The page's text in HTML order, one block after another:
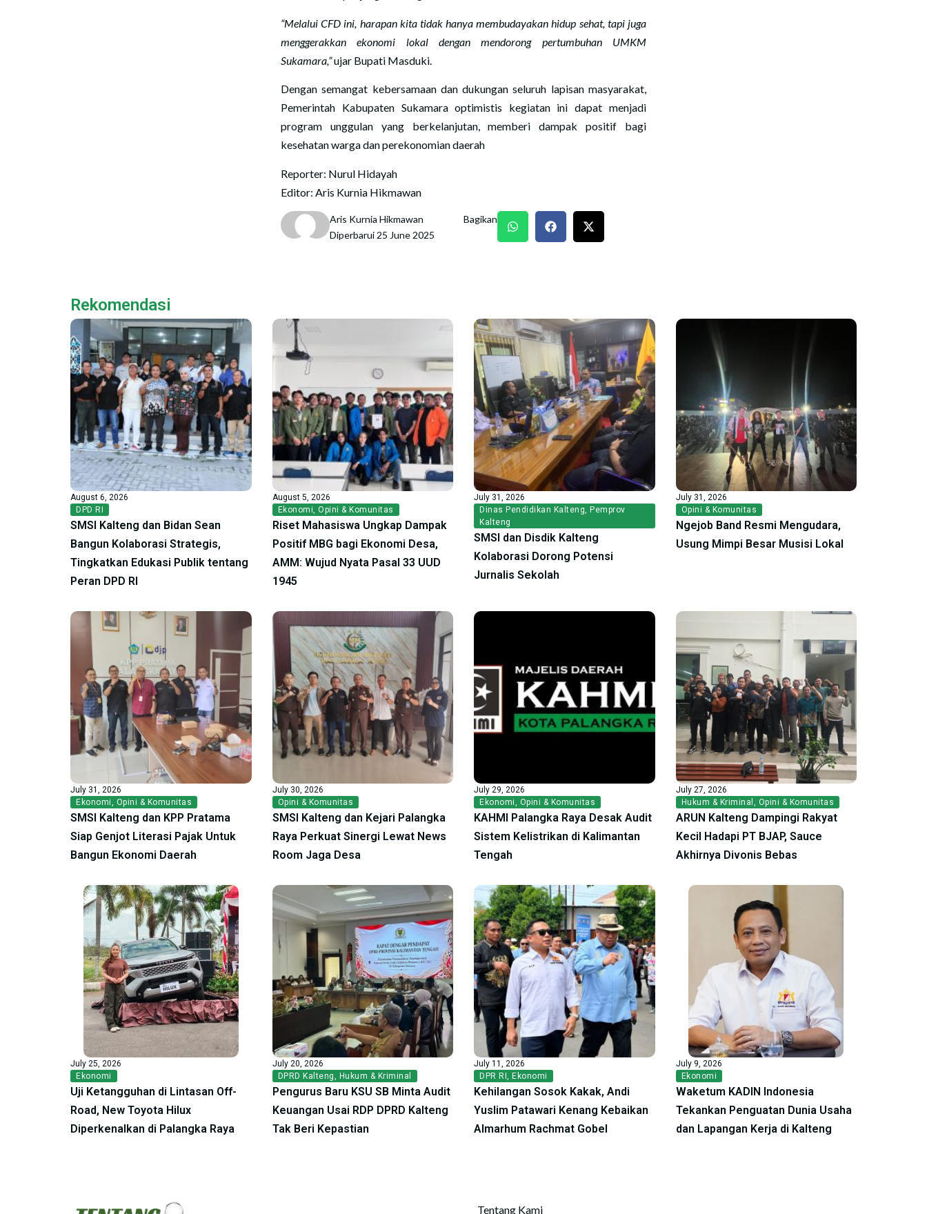
“Melalui CFD ini, harapan kita tidak hanya membudayakan hidup sehat, tapi juga
menggerakkan ekonomi lokal dengan mendorong pertumbuhan UMKM
Sukamara,”ujar Bupati Masduki.
Dengan semangat kebersamaan dan dukungan seluruh lapisan masyarakat,
Pemerintah Kabupaten Sukamara optimistis kegiatan ini dapat menjadi
program unggulan yang berkelanjutan, memberi dampak positif bagi
kesehatan warga dan perekonomian daerah
Reporter: Nurul Hidayah
Editor: Aris Kurnia Hikmawan
Aris Kurnia Hikmawan
Diperbarui 25 June 2025
Bagikan
Rekomendasi
August 6, 2026
DPD RI
SMSI Kalteng dan Bidan Sean
Bangun Kolaborasi Strategis,
Tingkatkan Edukasi Publik tentang
Peran DPD RI
August 5, 2026
Ekonomi, Opini & Komunitas
Riset Mahasiswa Ungkap Dampak
Positif MBG bagi Ekonomi Desa,
AMM: Wujud Nyata Pasal 33 UUD
1945
July 31, 2026
Dinas Pendidikan Kalteng, Pemprov
Kalteng
SMSI dan Disdik Kalteng
Kolaborasi Dorong Potensi
Jurnalis Sekolah
July 31, 2026
Opini & Komunitas
Ngejob Band Resmi Mengudara,
Usung Mimpi Besar Musisi Lokal
July 31, 2026
Ekonomi, Opini & Komunitas
SMSI Kalteng dan KPP Pratama
Siap Genjot Literasi Pajak Untuk
Bangun Ekonomi Daerah
July 30, 2026
Opini & Komunitas
SMSI Kalteng dan Kejari Palangka
Raya Perkuat Sinergi Lewat News
Room Jaga Desa
July 29, 2026
Ekonomi, Opini & Komunitas
KAHMI Palangka Raya Desak Audit
Sistem Kelistrikan di Kalimantan
Tengah
July 27, 2026
Hukum & Kriminal , Opini & Komunitas
ARUN Kalteng Dampingi Rakyat
Kecil Hadapi PT BJAP, Sauce
Akhirnya Divonis Bebas
July 25, 2026
Ekonomi
Uji Ketangguhan di Lintasan Off-
Road, New Toyota Hilux
Diperkenalkan di Palangka Raya
July 20, 2026
DPRD Kalteng, Hukum & Kriminal
Pengurus Baru KSU SB Minta Audit
Keuangan Usai RDP DPRD Kalteng
Tak Beri Kepastian
July 11, 2026
DPR RI , Ekonomi
Kehilangan Sosok Kakak, Andi
Yuslim Patawari Kenang Kebaikan
Almarhum Rachmat Gobel
July 9, 2026
Ekonomi
Waketum KADIN Indonesia
Tekankan Penguatan Dunia Usaha
dan Lapangan Kerja di Kalteng
Tentang Kami